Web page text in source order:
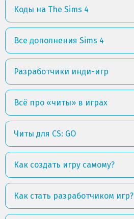
Коды на The Sims 4
Все дополнения Sims 4
Разработчики инди-игр
Всё про «читы» в играх
Читы для CS: GO
Как создать игру самому?
Как стать разработчиком игр?